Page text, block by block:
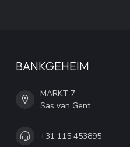
BANKGEHEIM
MARKT 7
Sas van Gent
+31 115 453895